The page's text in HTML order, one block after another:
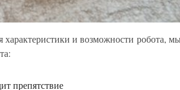
характеристики и возможности робота,
препятствие